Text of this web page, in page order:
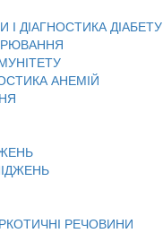
І ДІАГНОСТИКА ДІАБЕТУ
АНЕМІЙ
РЕЧОВИНИ